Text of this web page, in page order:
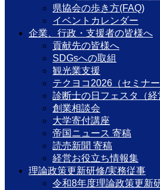
県協会の歩き方(FAQ)
イベントカレンダー
企業、行政・支援者の皆様へ
貢献先の皆様へ
SDGsへの取組
観光業支援
テクヨコ2026（セミナー
診断士の日フェスタ（経
創業相談会
大学寄付講座
帝国ニュース 寄稿
読売新聞 寄稿
経営お役立ち情報集
理論政策更新研修/実務従事
令和8年度理論政策更新